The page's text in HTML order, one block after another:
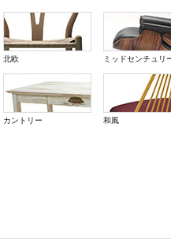
北欧 ミッドセンチュリ
カントリー 和風